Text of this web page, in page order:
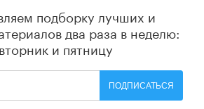
подборку лучших и
два раза в неделю:
и пятницу
ПОДПИСАТЬСЯ